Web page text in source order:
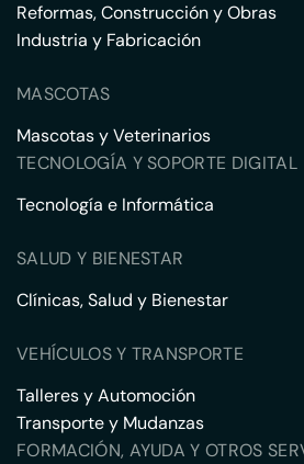
Reformas, Construcción y Obras
Industria y Fabricación
MASCOTAS
Mascotas y Veterinarios
TECNOLOGÍA Y SOPORTE DIGITAL
Tecnología e Informática
SALUD Y BIENESTAR
Clínicas, Salud y Bienestar
VEHÍCULOS Y TRANSPORTE
Talleres y Automoción
Transporte y Mudanzas
FORMACIÓN, AYUDA Y OTROS